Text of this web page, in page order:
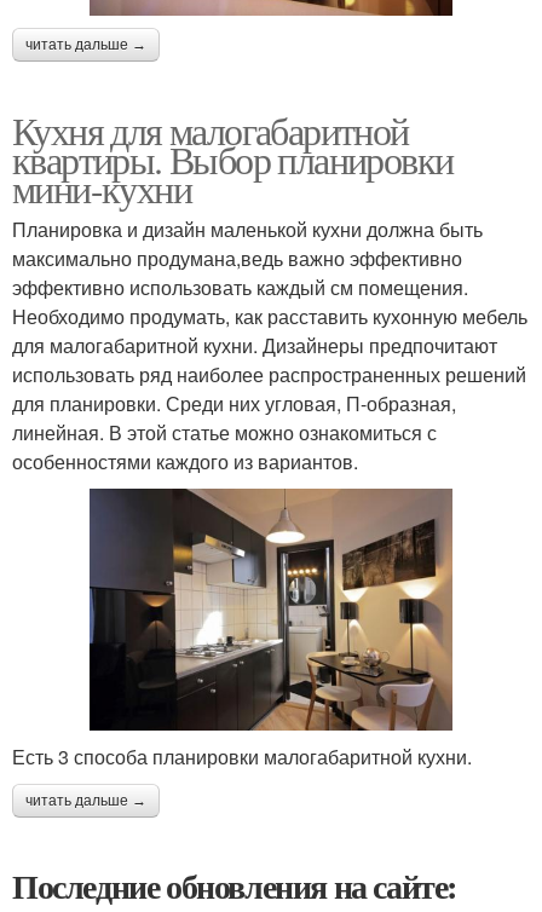
читать дальше →
Кухня для малогабаритной
квартиры. Выбор планировки
мини-кухни
Планировка и дизайн маленькой кухни должна быть
максимально продумана,ведь важно эффективно
эффективно использовать каждый см помещения.
Необходимо продумать, как расставить кухонную мебель
для малогабаритной кухни. Дизайнеры предпочитают
использовать ряд наиболее распространенных решений
для планировки. Среди них угловая, П-образная,
линейная. В этой статье можно ознакомиться с
особенностями каждого из вариантов.
Есть 3 способа планировки малогабаритной кухни.
читать дальше →
Последние обновления на сайте: